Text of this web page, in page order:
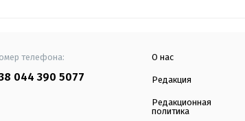
телефона:
044 390 5077
О нас
Редакция
Редакционная
политика